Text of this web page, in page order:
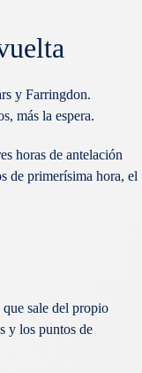
y Farringdon.
más la espera.
horas de antelación
de primerísima hora, el
sale del propio
y los puntos de